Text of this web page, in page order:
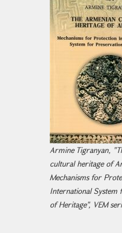
Armine Tigranyan,
cultural heritage of
Mechanisms for
International System
of Heritage", VEM